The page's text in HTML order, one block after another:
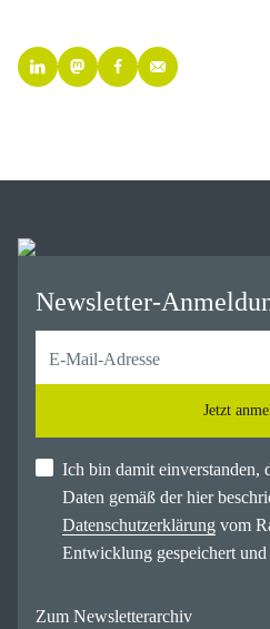
Newsletter-
Jetzt
Ich bin damit einverstanden,
Daten gemäß der hier
Datenschutzerklärung vom
Entwicklung gespeichert
Zum Newsletterarchiv